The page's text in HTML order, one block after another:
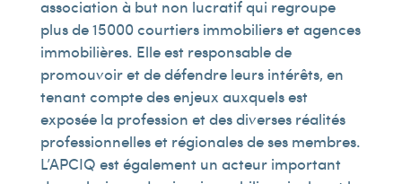
association à but non lucratif qui regroupe
plus de 15 000 courtiers immobiliers et agences
immobilières. Elle est responsable de
promouvoir et de défendre leurs intérêts, en
tenant compte des enjeux auxquels est
exposée la profession et des diverses réalités
professionnelles et régionales de ses membres.
L’APCIQ est également un acteur important